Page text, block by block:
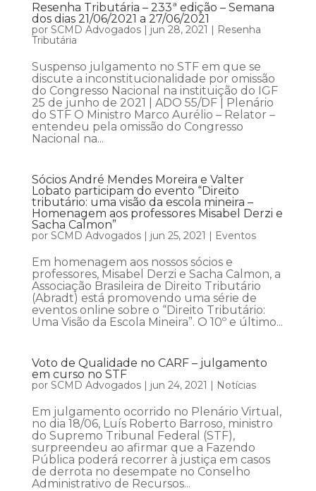
Resenha Tributária – 233ª edição – Semana
dos dias 21/06/2021 a 27/06/2021
por SCMD Advogados| jun 28, 2021 | Resenha
Tributária
Suspenso julgamento no STF em que se
discute a inconstitucionalidade por omissão
do Congresso Nacional na instituição do IGF
25 de junho de 2021 | ADO 55/DF | Plenário
do STF O Ministro Marco Aurélio – Relator –
entendeu pela omissão do Congresso
Nacional na...
Sócios André Mendes Moreira e Valter
Lobato participam do evento “Direito
tributário: uma visão da escola mineira –
Homenagem aos professores Misabel Derzi e
Sacha Calmon”
por SCMD Advogados| jun 25, 2021 | Eventos
Em homenagem aos nossos sócios e
professores, Misabel Derzi e Sacha Calmon, a
Associação Brasileira de Direito Tributário
(Abradt) está promovendo uma série de
eventos online sobre o “Direito Tributário:
Uma Visão da Escola Mineira”. O 10º e último...
Voto de Qualidade no CARF – julgamento
em curso no STF
por SCMD Advogados| jun 24, 2021 | Notícias
Em julgamento ocorrido no Plenário Virtual,
no dia 18/06, Luís Roberto Barroso, ministro
do Supremo Tribunal Federal (STF),
surpreendeu ao afirmar que a Fazendo
Pública poderá recorrer à justiça em casos
de derrota no desempate no Conselho
Administrativo de Recursos...